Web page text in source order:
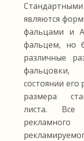
являются
фальцами и
фальцем, но
различные
фальцовки,
состоянии
размера
листа. Все
рекламного